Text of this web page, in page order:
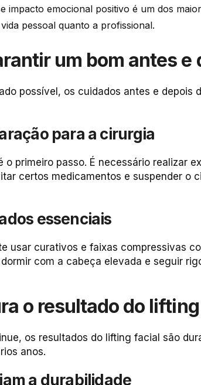
impacto emocional positivo é um dos
pessoal quanto a profissional.
um bom antes e
possível, os cuidados antes e depois
para a cirurgia
primeiro passo. É necessário realizar
certos medicamentos e suspender o
essenciais
usar curativos e faixas compressivas
com a cabeça elevada e seguir
o resultado do
os resultados do lifting facial são
anos.
a durabilidade